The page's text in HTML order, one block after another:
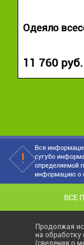
Одеяло
11 760 руб.
Вся
сугубо
определяемой
информацию о
ВСЕ
Продолжая
на обработку